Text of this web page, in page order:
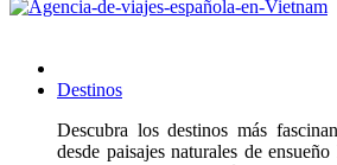
Destinos
Descubra los destinos más
desde paisajes naturales de